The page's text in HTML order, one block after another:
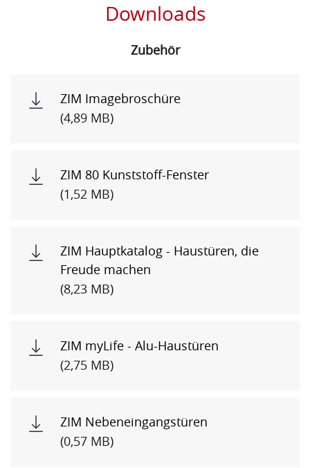
Downloads
Zubehör
ZIM Imagebroschüre
(4,89 MB)
ZIM 80 Kunststoff-Fenster
(1,52 MB)
ZIM Hauptkatalog - Haustüren, die
Freude machen
(8,23 MB)
ZIM myLife - Alu-Haustüren
(2,75 MB)
ZIM Nebeneingangstüren
(0,57 MB)